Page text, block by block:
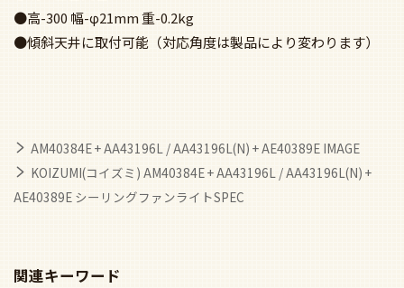
●高-300 幅-φ21mm 重-0.2kg
●傾斜天井に取付可能（対応角度は製品により変わります）
AM40384E + AA43196L / AA43196L(N) + AE40389E IMAGE
KOIZUMI(コイズミ) AM40384E + AA43196L / AA43196L(N) +
AE40389E シーリングファンライトSPEC
関連キーワード